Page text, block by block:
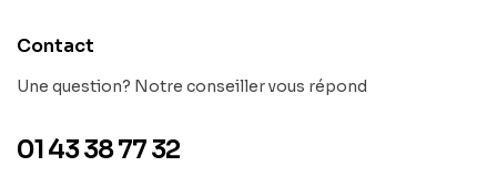
Contact
Une question? Notre conseiller vous répond
01 43 38 77 32